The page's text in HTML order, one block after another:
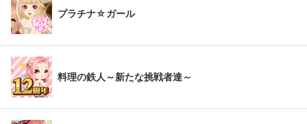
プラチナ☆ガール
料理の鉄人～新たな挑戦者達～